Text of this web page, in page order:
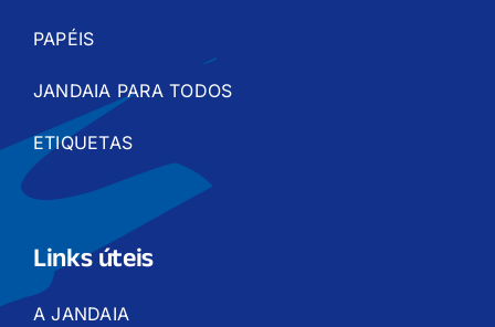
PAPÉIS
JANDAIA PARA TODOS
ETIQUETAS
Links úteis
A JANDAIA